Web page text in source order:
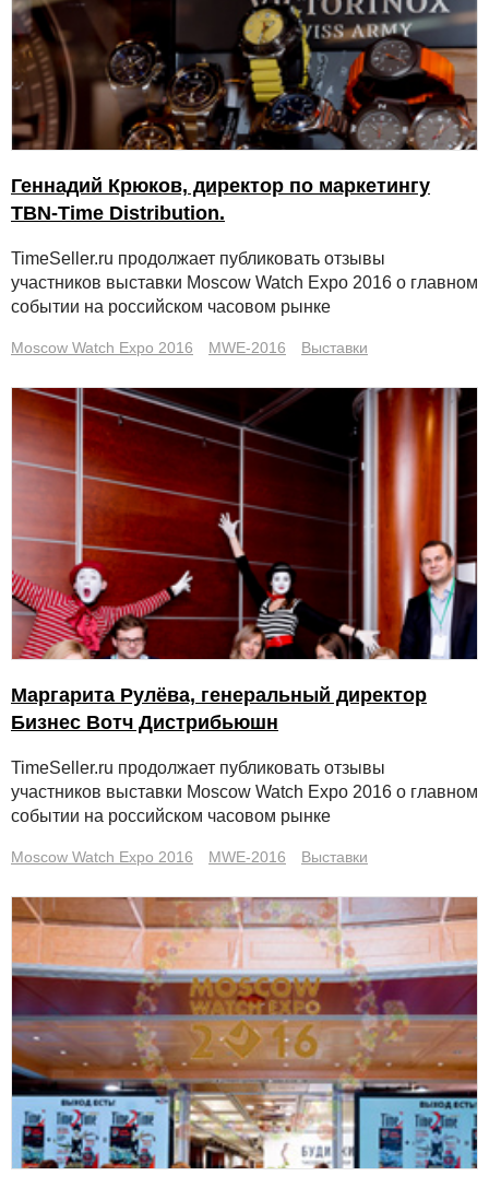
Геннадий Крюков, директор по маркетингу
TBN-Time Distribution.
TimeSeller.ru продолжает публиковать отзывы
участников выставки Moscow Watch Expo 2016 о главном
событии на российском часовом рынке
Moscow Watch Expo 2016 MWE-2016 Выставки
Маргарита Рулёва, генеральный директор
Бизнес Вотч Дистрибьюшн
TimeSeller.ru продолжает публиковать отзывы
участников выставки Moscow Watch Expo 2016 о главном
событии на российском часовом рынке
Moscow Watch Expo 2016 MWE-2016 Выставки